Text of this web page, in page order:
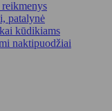
patalynė
kūdikiams
naktipuodžiai